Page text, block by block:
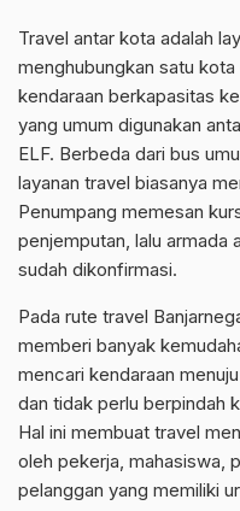
Travel antar kota adalah
menghubungkan satu
kendaraan berkapasitas
yang umum digunakan
ELF. Berbeda dari bus
layanan travel biasanya
Penumpang memesan
penjemputan, lalu armada
sudah dikonfirmasi.
Pada rute travel
memberi banyak
mencari kendaraan
dan tidak perlu berpindah
Hal ini membuat travel
oleh pekerja, mahasiswa,
pelanggan yang memiliki